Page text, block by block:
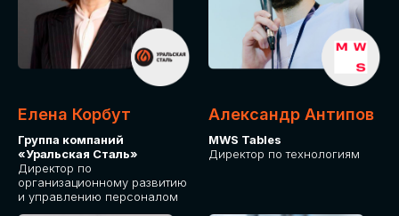
Елена Корбут
Группа компаний
«Уральская Сталь»
Директор по
организационному развитию
и управлению персоналом
Александр Антипов
MWS Tables
Директор по технологиям